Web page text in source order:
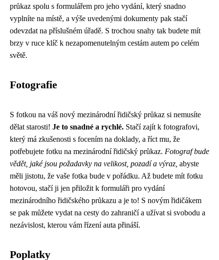
průkaz spolu s formulářem pro jeho vydání, který snadno
vyplníte na místě, a výše uvedenými dokumenty pak stačí
odevzdat na příslušném úřadě. S trochou snahy tak budete mít
brzy v ruce klíč k nezapomenutelným cestám autem po celém
světě.
Fotografie
S fotkou na váš nový mezinárodní řidičský průkaz si nemusíte
dělat starosti! Je to snadné a rychlé. Stačí zajít k fotografovi,
který má zkušenosti s focením na doklady, a říct mu, že
potřebujete fotku na mezinárodní řidičský průkaz. Fotograf bude
vědět, jaké jsou požadavky na velikost, pozadí a výraz, abyste
měli jistotu, že vaše fotka bude v pořádku. Až budete mít fotku
hotovou, stačí ji jen přiložit k formuláři pro vydání
mezinárodního řidičského průkazu a je to! S novým řidičákem
se pak můžete vydat na cesty do zahraničí a užívat si svobodu a
nezávislost, kterou vám řízení auta přináší.
Poplatky